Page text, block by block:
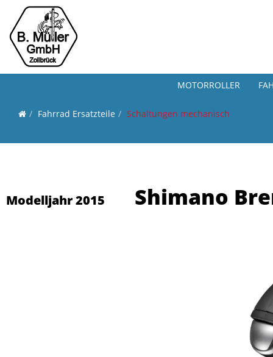
MOTORROLLER
Fahrrad Ersatzteile Schaltungen mechanisch
Modelljahr 2015 Shimano